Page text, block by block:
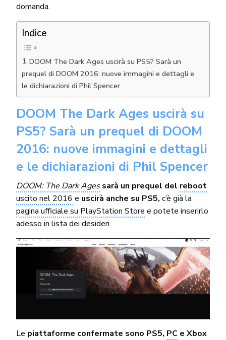
domanda.
Indice
DOOM The Dark Ages uscirà su PS5? Sarà un
prequel di DOOM 2016: nuove immagini e dettagli e
le dichiarazioni di Phil Spencer
DOOM The Dark Ages uscirà su
PS5? Sarà un prequel di DOOM
2016: nuove immagini e dettagli
e le dichiarazioni di Phil Spencer
DOOM: The Dark Ages sarà un prequel del reboot
uscito nel 2016 e uscirà anche su PS5, c’è già la
pagina ufficiale su PlayStation Store e potete inserirlo
adesso in lista dei desideri.
Le piattaforme confermate sono PS5, PC e Xbox